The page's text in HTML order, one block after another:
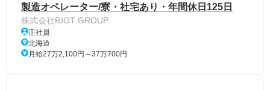
製造オペレーター/寮・社宅あり・年間休日125日
株式会社RIOT GROUP
正社員
北海道
月給27万2,100円～37万700円